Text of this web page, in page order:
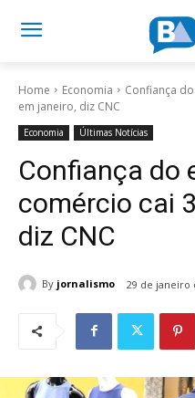
Home Economia
Confiança
em janeiro, diz CNC
Economia Últimas Notícias
Confiança do
comércio cai
diz CNC
By jornalismo 29 de janeiro